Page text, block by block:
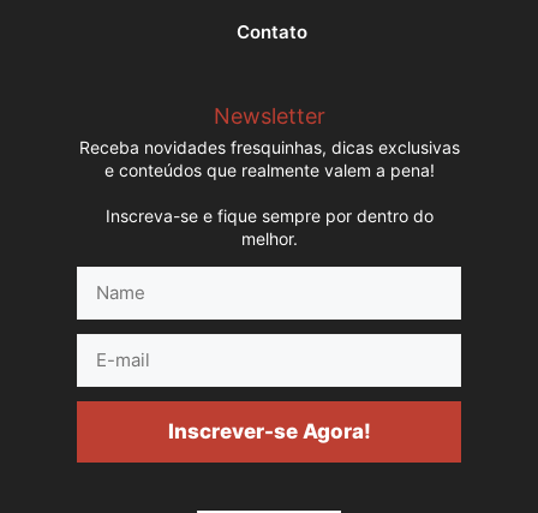
Contato
Newsletter
Receba novidades fresquinhas, dicas exclusivas
e conteúdos que realmente valem a pena!
Inscreva-se e fique sempre por dentro do
melhor.
mail
Inscrever-se Agora!